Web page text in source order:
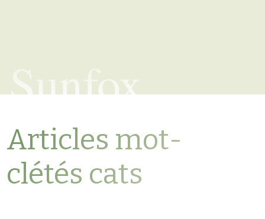
Sunfox
Articles mot-
clétés cats